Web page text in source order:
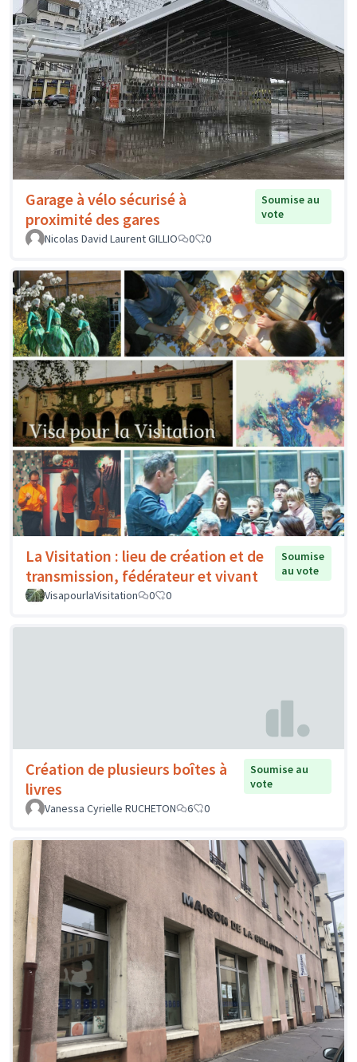
Garage à vélo sécurisé à
proximité des gares
Soumise au
vote
Nicolas David Laurent GILLIO
0 0
La Visitation : lieu de création et de
transmission, fédérateur et vivant
Soumise
au vote
VisapourlaVisitation
0 0
Création de plusieurs boîtes à
livres
Soumise au
vote
Vanessa Cyrielle RUCHETON
6 0